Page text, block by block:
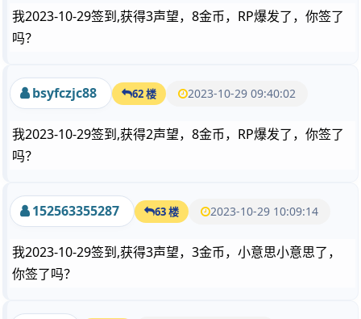
我2023-10-29签到,获得3声望，8金币，RP爆发了，你签了
吗？
bsyfczjc88 62 楼 2023-10-29 09:40:02
我2023-10-29签到,获得2声望，8金币，RP爆发了，你签了
吗？
152563355287 63 楼 2023-10-29 10:09:14
我2023-10-29签到,获得3声望，3金币，小意思小意思了，
你签了吗？